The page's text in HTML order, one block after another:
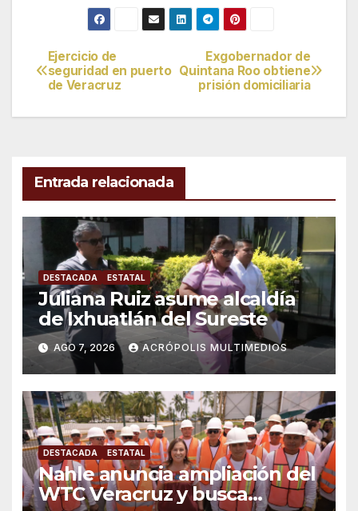
Navegación
de
Exgobernador de
Quintana Roo obtiene
prisión domiciliaria
Ejercicio de
seguridad en puerto
de Veracruz
Entrada relacionada
DESTACADA ESTATAL
Juliana Ruiz asume alcaldía
de Ixhuatlán del Sureste
AGO 7, 2026 ACRÓPOLIS MULTIMEDIOS
DESTACADA ESTATAL
Nahle anuncia ampliación del
WTC Veracruz y busca